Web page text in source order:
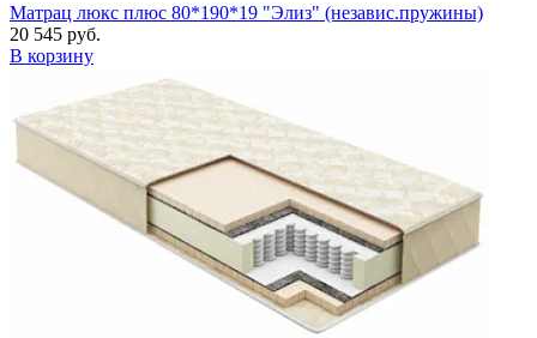
Матрац люкс плюс 80*190*19 "Элиз" (независ.пружины)
20 545 руб.
В корзину